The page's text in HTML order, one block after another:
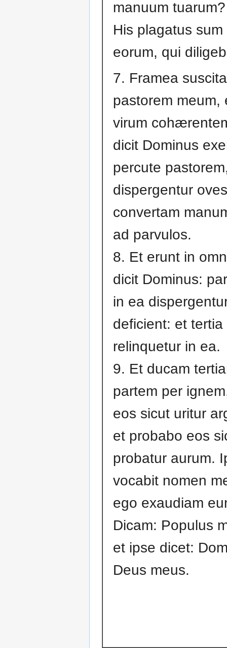
manuum
His plagatus
eorum, qui
7. Framea
pastorem meum,
virum
dicit Dominus
percute
dispergentur
convertam
ad parvulos.
8. Et erunt in
dicit Dominus:
in ea
deficient: et tertia
relinquetur in ea.
9. Et ducam
partem per
eos sicut uritur
et probabo eos
probatur aurum.
vocabit nomen
ego exaudiam
Dicam: Populus
et ipse dicet:
Deus meus.